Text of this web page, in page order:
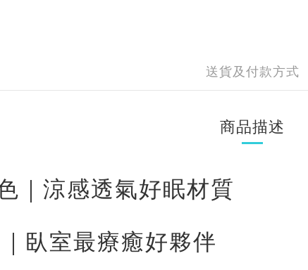
送貨及付款方式
商品描述
｜涼感透氣好眠材質
臥室最療癒好夥伴